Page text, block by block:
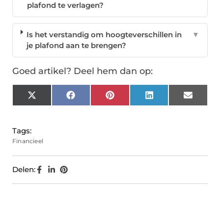
plafond te verlagen?
Is het verstandig om hoogteverschillen in
je plafond aan te brengen?
▼
Goed artikel? Deel hem dan op:
X
(Twitter)
FacebookPinterest LinkedIn Email
Tags:
Financieel
Delen: